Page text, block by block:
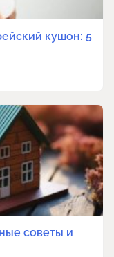
кушон: 5
советы и